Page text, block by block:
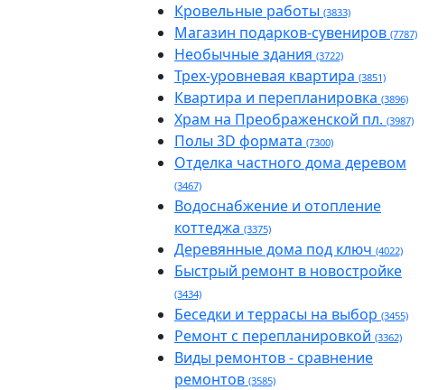
Кровельные работы (3833)
Магазин подарков-сувениров (7787)
Необычные здания (3722)
Трех-уровневая квартира (3851)
Квартира и перепланировка (3896)
Храм на Преображенской пл. (3987)
Полы 3D формата (7300)
Отделка частного дома деревом
(3467)
Водоснабжение и отопление
коттеджа (3375)
Деревянные дома под ключ (4022)
Быстрый ремонт в новостройке
(3434)
Беседки и террасы на выбор (3455)
Ремонт с перепланировкой (3362)
Виды ремонтов - сравнение
ремонтов (3585)